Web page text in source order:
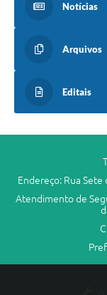
Notícias
Arquivos
Editais
Endereço: Rua
Atendimento de